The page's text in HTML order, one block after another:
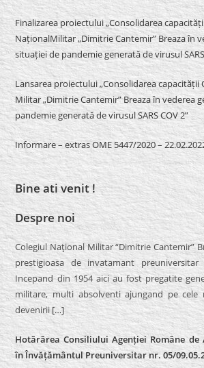
Finalizarea proiectului „Consolidarea
NaționalMilitar „Dimitrie Cantemir” Breaza în
situației de pandemie generată de virusul SARS
Lansarea proiectului „Consolidarea capacității
Militar „Dimitrie Cantemir” Breaza în vederea
pandemie generată de virusul SARS COV 2”
Informare – extras OME 5447/2020 –
Bine ati venit !
Despre noi
Colegiul Naţional Militar “Dimitrie Cantemir”
prestigioasa de invatamant
Incepand din 1954 aici au fost pregatite
militare, multi absolventi ajungand pe
devenirii […]
Hotărârea Consiliului Agenției Române
în Învățământul Preuniversitar nr. 05/